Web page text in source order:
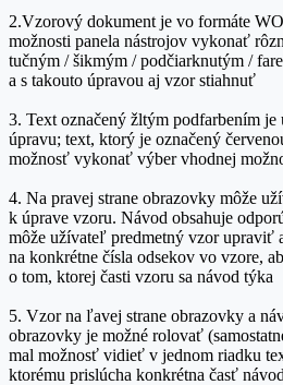
2.Vzorový dokument je vo formáte
možnosti panela nástrojov vykonať
tučným / šikmým / podčiarknutým /
a s takouto úpravou aj vzor stiahnuť
3. Text označený žltým podfarbením je
úpravu; text, ktorý je označený
možnosť vykonať výber vhodnej
4. Na pravej strane obrazovky môže
k úprave vzoru. Návod obsahuje
môže užívateľ predmetný vzor upraviť
na konkrétne čísla odsekov vo vzore,
o tom, ktorej časti vzoru sa návod týka
5. Vzor na ľavej strane obrazovky a
obrazovky je možné rolovať
mal možnosť vidieť v jednom riadku
ktorému prislúcha konkrétna časť